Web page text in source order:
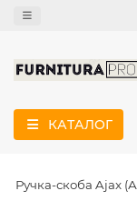
КАТАЛОГ
Ручка-скоба Ajax